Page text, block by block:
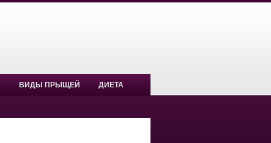
ВИДЫ ПРЫЩЕЙ ДИЕТА